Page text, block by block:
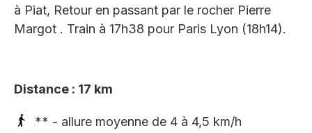
à Piat, Retour en passant par le rocher Pierre
Margot . Train à 17h38 pour Paris Lyon (18h14).
Distance : 17 km
** - allure moyenne de 4 à 4,5 km/h